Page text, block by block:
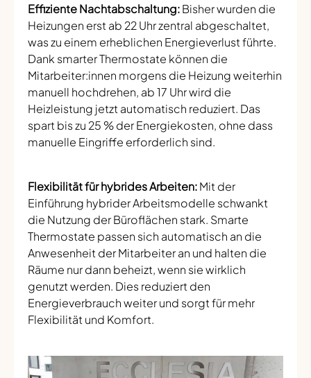
Effiziente Nachtabschaltung:Bisher wurden die
Heizungen erst ab 22 Uhr zentral abgeschaltet,
was zu einem erheblichen Energieverlust führte.
Dank smarter Thermostate können die
Mitarbeiter:innen morgens die Heizung weiterhin
manuell hochdrehen, ab 17 Uhr wird die
Heizleistung jetzt automatisch reduziert. Das
spart bis zu 25 % der Energiekosten, ohne dass
manuelle Eingriffe erforderlich sind.
Flexibilität für hybrides Arbeiten:Mit der
Einführung hybrider Arbeitsmodelle schwankt
die Nutzung der Büroflächen stark. Smarte
Thermostate passen sich automatisch an die
Anwesenheit der Mitarbeiter an und halten die
Räume nur dann beheizt, wenn sie wirklich
genutzt werden. Dies reduziert den
Energieverbrauch weiter und sorgt für mehr
Flexibilität und Komfort.